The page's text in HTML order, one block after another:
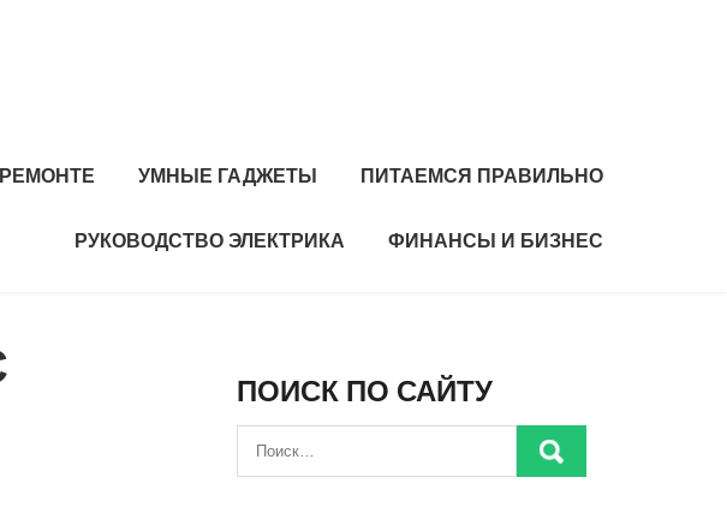
УМНЫЕ ГАДЖЕТЫ ПИТАЕМСЯ ПРАВИЛЬНО
РУКОВОДСТВО ЭЛЕКТРИКА ФИНАНСЫ И БИЗНЕС
ПОИСК ПО САЙТУ